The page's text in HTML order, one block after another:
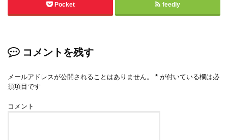
Pocket feedly
コメントを残す
メールアドレスが公開されることはありません。 * が付いている欄は必
須項目です
コメント